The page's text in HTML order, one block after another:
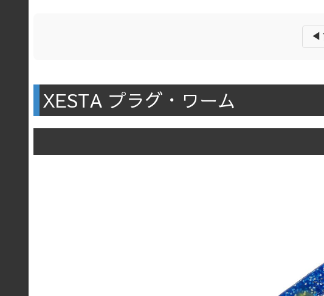
◀
XESTA プラグ・ワーム